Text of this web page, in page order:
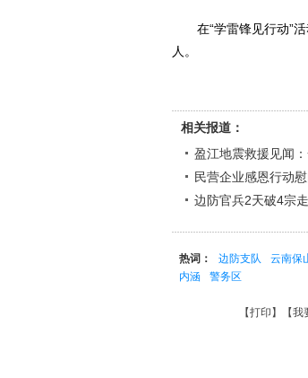
在“学雷锋见行动”活
人。
相关报道：
盈江地震救援见闻
民营企业感恩行动
边防官兵2天破4宗
热词： 边防支队 云南保
内涵
警务区
【打印 】【我